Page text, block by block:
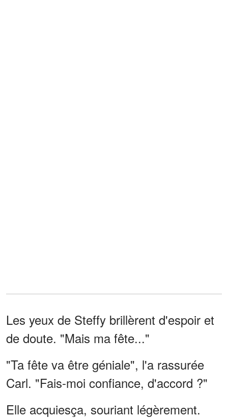
Les yeux de Steffy brillèrent d'espoir et
de doute. "Mais ma fête..."
"Ta fête va être géniale", l'a rassurée
Carl. "Fais-moi confiance, d'accord ?"
Elle acquiesça, souriant légèrement.